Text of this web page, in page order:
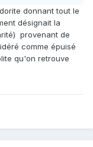
donnant tout le
désignait la
provenant de
comme épuisé
qu'on retrouve